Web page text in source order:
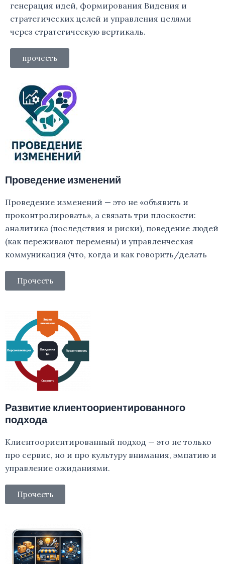
генерация идей, формирования Видения и
стратегических целей и управления целями
через стратегическую вертикаль.
прочесть
Проведение изменений
Проведение изменений — это не «объявить и
проконтролировать», а связать три плоскости:
аналитика (последствия и риски), поведение людей
(как переживают перемены) и управленческая
коммуникация (что, когда и как говорить/делать
Прочесть
Развитие клиентоориентированного
подхода
Клиентоориентированный подход — это не только
про сервис, но и про культуру внимания, эмпатию и
управление ожиданиями.
Прочесть